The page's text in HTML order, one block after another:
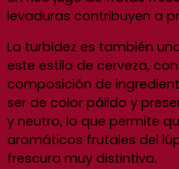
levaduras contribuyen a
La turbidez es también
este estilo de cerveza,
composición de
ser de color pálido y
y neutro, lo que permite
aromáticos frutales del
frescura muy distintiva.